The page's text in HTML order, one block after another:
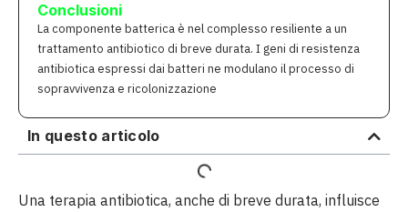
Conclusioni
La componente batterica è nel complesso resiliente a un
trattamento antibiotico di breve durata. I geni di resistenza
antibiotica espressi dai batteri ne modulano il processo di
sopravvivenza e ricolonizzazione
In questo articolo
Una terapia antibiotica, anche di breve durata, influisce